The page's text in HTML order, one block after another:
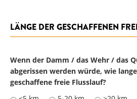
LÄNGE DER GESCHAFFENEN
Wenn der Damm / das Wehr / das
abgerissen werden würde, wie
geschaffene freie Flusslauf?